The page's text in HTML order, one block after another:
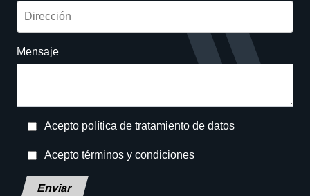
Mensaje
Acepto política de tratamiento de datos
Acepto términos y condiciones
Deja este campo en blanco, por favor.